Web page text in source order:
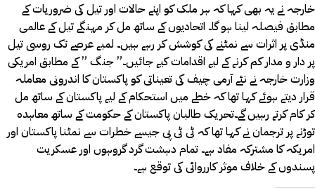
خارجہ نے یہ بھی کہا کہ ہر ملک کو اپنے حالات اور تیل کی ضروریات کے
مطابق فیصلہ لینا ہو گا۔ اتحادیوں کے ساتھ مل کر مہنگے تیل کے عالمی
منڈی پر اثرات سے نمٹنے کی کوشش کر رہے ہیں۔ لمبے عرصے تک روسی تیل
پر دار و مدار کم کرنے کے لیے اقدامات کیے جائیں۔” جنگ ” کے مطابق امریکی
وزارت خارجہ نے نئے آرمی چیف کی تعیناتی کو پاکستان کا اندرونی معاملہ
قرار دیتے ہوئے کہا تھا کہ خطے میں استحکام کے لیے پاکستان کے ساتھ مل
کر کام کرتے رہیں گے۔تحریک طالبان پاکستان کے حکومت کے ساتھ معاہدہ
توڑنے پر ترجمان نے کہا تھا کہ ٹی ٹی پی جیسے خطرات سے نمٹنا پاکستان اور
امریکہ کا مشترکہ مفاد ہے۔ تمام دہشت گرد گروہوں اور عسکریت
پسندوں کے خلاف موثر کارروائی کی توقع ہے۔